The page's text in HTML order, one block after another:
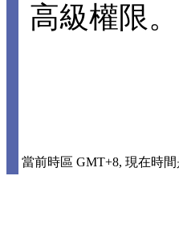
高級權限。
當前時區 GMT+8, 現在時間